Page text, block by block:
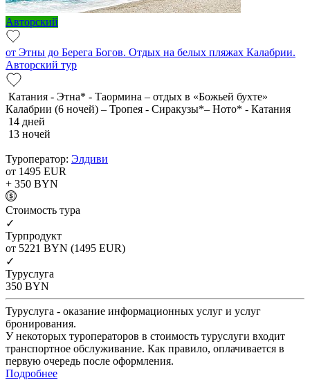
Авторский
от Этны до Берега Богов. Отдых на белых пляжах Калабрии.
Авторский тур
Катания - Этна* - Таормина – отдых в «Божьей бухте»
Калабрии (6 ночей) – Тропея - Сиракузы*– Ното* - Катания
14 дней
13 ночей
Туроператор: Элдиви
от 1495 EUR
+ 350 BYN
Cтоимость тура
✓
Турпродукт
от 5221 BYN (1495 EUR)
✓
Туруслуга
350 BYN
Туруслуга - оказание информационных услуг и услуг
бронирования.
У некоторых туроператоров в стоимость туруслуги входит
транспортное обслуживание. Как правило, оплачивается в
первую очередь после оформления.
Подробнее